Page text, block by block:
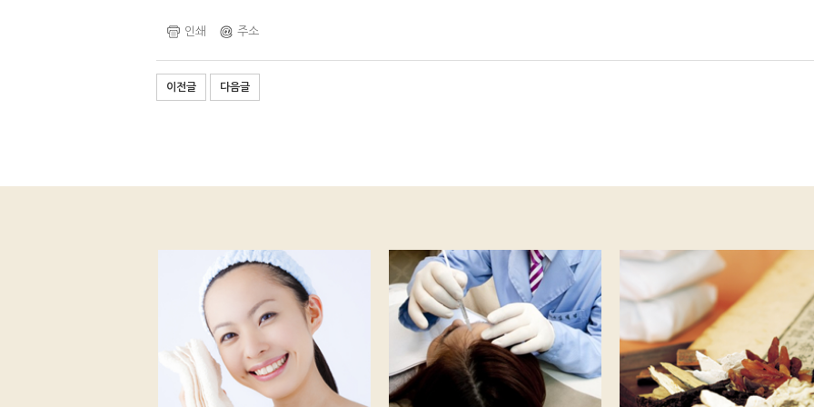
인쇄 주소
이전글 다음글